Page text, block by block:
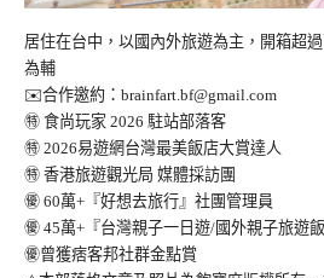
居住在台中，以國內外旅遊為主，開箱超
為輔
✉️合作邀約： brainfart.bf@gmail.com
㊕ 食尚玩家 2026 駐站部落客
㊕ 2026易遊網台灣最美飯店大賞達人
㊕ 香港旅遊觀光局 媒體採訪團
㊝ 60萬+『好想去旅行』社團管理員
㊝ 45萬+『台灣親子一日遊/國外親子旅遊
㊝曾獲痞客邦社群金點賞